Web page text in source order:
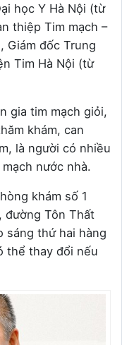
học Y Hà Nội (từ
thiệp Tim mạch –
Giám đốc Trung
Tim Hà Nội (từ
gia tim mạch giỏi,
khám, can
là người có nhiều
nước nhà.
khám số 1
đường Tôn Thất
sáng thứ hai hàng
thể thay đổi nếu